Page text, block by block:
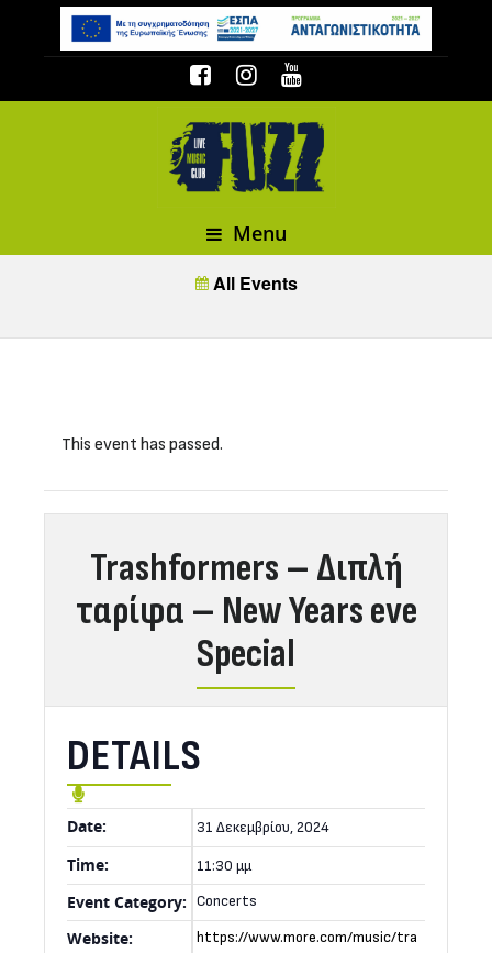
Menu
All Events
This event has passed.
Trashformers – Διπλή
ταρίφα – Νew Years eve
Special
DETAILS
Date: 31 Δεκεμβρίου, 2024
Time: 11:30 μμ
Event Category: Concerts
Website:
https://www.more.com/music/tra